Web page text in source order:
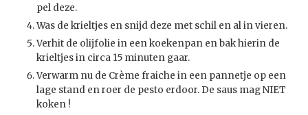
pel deze.
Was de krieltjes en snijd deze met schil en al in vieren.
Verhit de olijfolie in een koekenpan en bak hierin de
krieltjes in circa 15 minuten gaar.
Verwarm nu de Crème fraiche in een pannetje op een
lage stand en roer de pesto erdoor. De saus mag NIET
koken !